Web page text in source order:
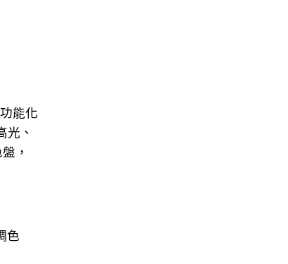
能化
光、
，
色